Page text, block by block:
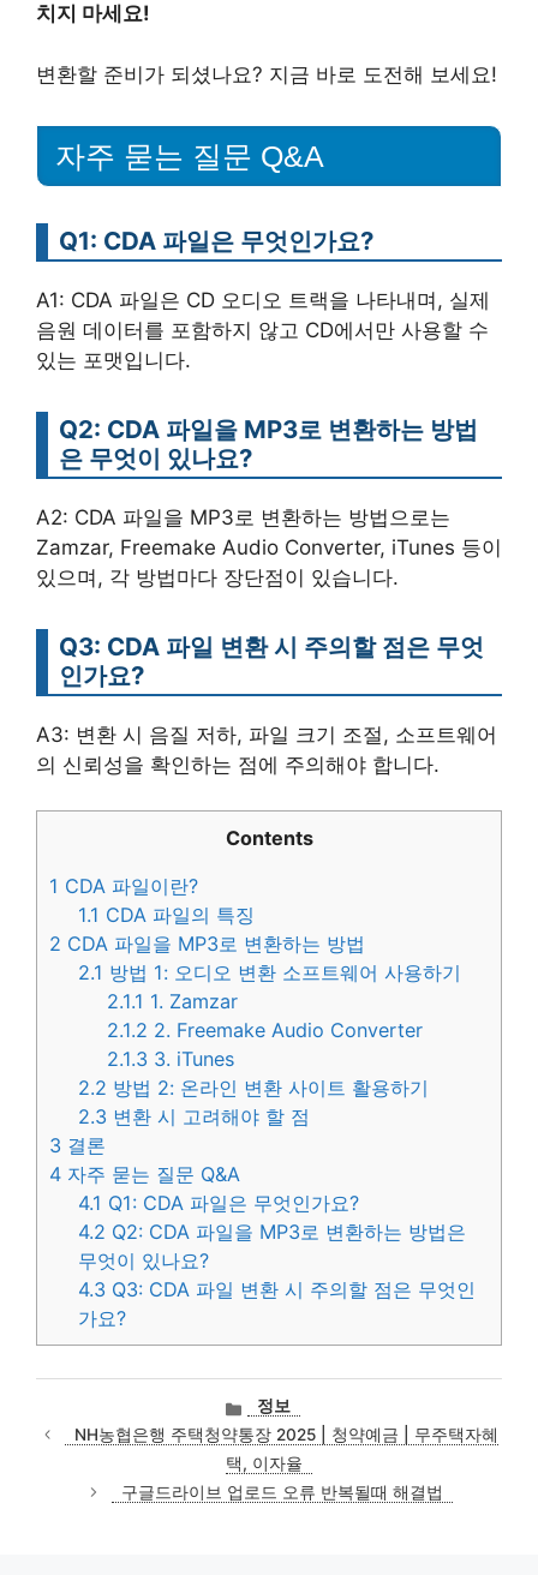
치지 마세요!
변환할 준비가 되셨나요? 지금 바로 도전해 보세요!
자주 묻는 질문 Q&A
Q1: CDA 파일은 무엇인가요?
A1: CDA 파일은 CD 오디오 트랙을 나타내며, 실제
음원 데이터를 포함하지 않고 CD에서만 사용할 수
있는 포맷입니다.
Q2: CDA 파일을 MP3로 변환하는 방법
은 무엇이 있나요?
A2: CDA 파일을 MP3로 변환하는 방법으로는
Zamzar, Freemake Audio Converter, iTunes 등이
있으며, 각 방법마다 장단점이 있습니다.
Q3: CDA 파일 변환 시 주의할 점은 무엇
인가요?
A3: 변환 시 음질 저하, 파일 크기 조절, 소프트웨어
의 신뢰성을 확인하는 점에 주의해야 합니다.
Contents
1 CDA 파일이란?
1.1 CDA 파일의 특징
2 CDA 파일을 MP3로 변환하는 방법
2.1 방법 1: 오디오 변환 소프트웨어 사용하기
2.1.1 1. Zamzar
2.1.2 2. Freemake Audio Converter
2.1.3 3. iTunes
2.2 방법 2: 온라인 변환 사이트 활용하기
2.3 변환 시 고려해야 할 점
3 결론
4 자주 묻는 질문 Q&A
4.1 Q1: CDA 파일은 무엇인가요?
4.2 Q2: CDA 파일을 MP3로 변환하는 방법은
무엇이 있나요?
4.3 Q3: CDA 파일 변환 시 주의할 점은 무엇인
가요?
카
테
고
리
정보
NH농협은행 주택청약통장 2025 | 청약예금 | 무주택자혜
택, 이자율
구글드라이브 업로드 오류 반복될때 해결법